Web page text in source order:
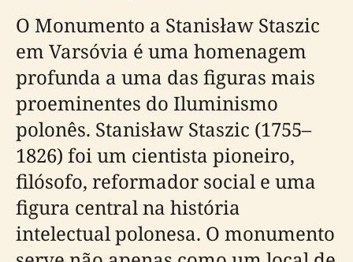
O Monumento a Stanisław Staszic
em Varsóvia é uma homenagem
profunda a uma das figuras mais
proeminentes do Iluminismo
polonês. Stanisław Staszic (1755–
1826) foi um cientista pioneiro,
filósofo, reformador social e uma
figura central na história
intelectual polonesa. O monumento